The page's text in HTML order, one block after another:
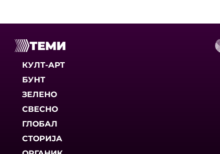
ТЕМИ
КУЛТ-АРТ
БУНТ
ЗЕЛЕНО
СВЕСНО
ГЛОБАЛ
СТОРИЈА